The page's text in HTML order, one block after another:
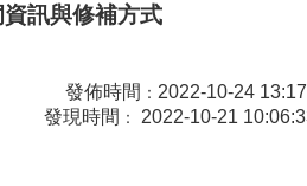
資訊與修補方式
發佈時間 ： 2022-10-24
發現時間 ：
2022-10-21